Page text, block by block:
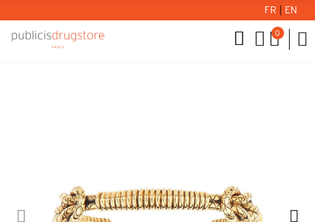
FR EN
0